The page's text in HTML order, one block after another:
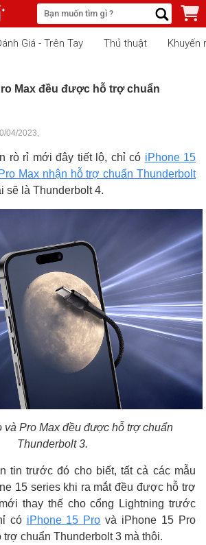
Giá - Trên Tay Thủ thuật Khuyến
Max đều được hỗ trợ chuẩn
04/2023,
rò rỉ mới đây tiết lộ, chỉ có iPhone 15
Max nhận hỗ trợ chuẩn Thunderbolt
sẽ là Thunderbolt 4.
và Pro Max đều được hỗ trợ chuẩn
Thunderbolt 3.
tin trước đó cho biết, tất cả các mẫu
15 series khi ra mắt đều được hỗ trợ
thay thế cho cổng Lightning trước
có iPhone 15 Pro và iPhone 15 Pro
chuẩn Thunderbolt 3 mà thôi.